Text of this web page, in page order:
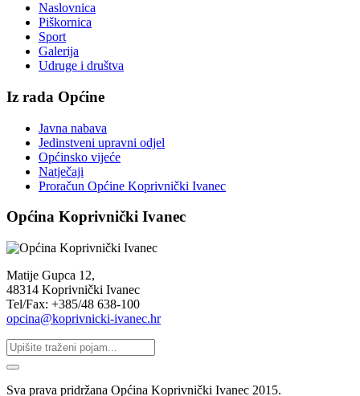
Naslovnica
Piškornica
Sport
Galerija
Udruge i društva
Iz rada Općine
Javna nabava
Jedinstveni upravni odjel
Općinsko vijeće
Natječaji
Proračun Općine Koprivnički Ivanec
Općina Koprivnički Ivanec
Matije Gupca 12,
48314 Koprivnički Ivanec
Tel/Fax: +385/48 638-100
opcina@koprivnicki-ivanec.hr
Sva prava pridržana Općina Koprivnički Ivanec 2015.